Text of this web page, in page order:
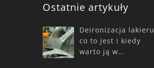
Ostatnie artykuły
Deironizacja lakieru
co to jest i kiedy
warto ją w…